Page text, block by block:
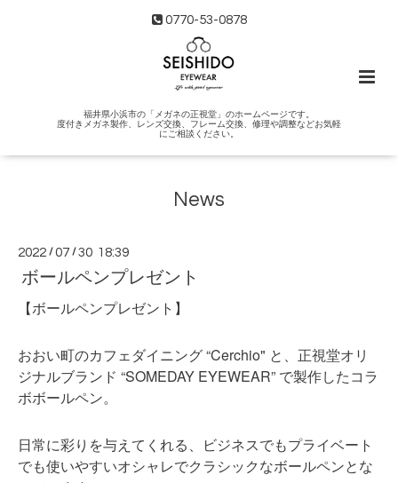
0770-53-0878
福井県小浜市の「メガネの正視堂」のホームページです。
度付きメガネ製作、レンズ交換、フレーム交換、修理や調整などお気軽
にご相談ください。
News
2022 /07 /30 18:39
ボールペンプレゼント
【ボールペンプレゼント】
おおい町のカフェダイニング “Cerchio" と、正視堂オリ
ジナルブランド “SOMEDAY EYEWEAR” で製作したコラ
ボボールペン。
日常に彩りを与えてくれる、ビジネスでもプライベート
でも使いやすいオシャレでクラシックなボールペンとな